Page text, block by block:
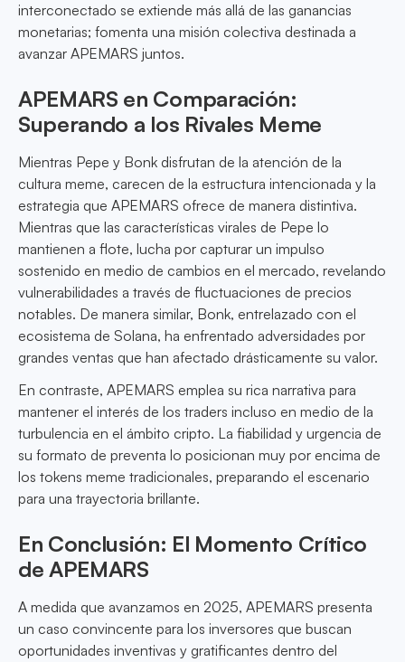
interconectado se extiende más allá de las ganancias
monetarias; fomenta una misión colectiva destinada a
avanzar APEMARS juntos.
APEMARS en Comparación:
Superando a los Rivales Meme
Mientras Pepe y Bonk disfrutan de la atención de la
cultura meme, carecen de la estructura intencionada y la
estrategia que APEMARS ofrece de manera distintiva.
Mientras que las características virales de Pepe lo
mantienen a flote, lucha por capturar un impulso
sostenido en medio de cambios en el mercado, revelando
vulnerabilidades a través de fluctuaciones de precios
notables. De manera similar, Bonk, entrelazado con el
ecosistema de Solana, ha enfrentado adversidades por
grandes ventas que han afectado drásticamente su valor.
En contraste, APEMARS emplea su rica narrativa para
mantener el interés de los traders incluso en medio de la
turbulencia en el ámbito cripto. La fiabilidad y urgencia de
su formato de preventa lo posicionan muy por encima de
los tokens meme tradicionales, preparando el escenario
para una trayectoria brillante.
En Conclusión: El Momento Crítico
de APEMARS
A medida que avanzamos en 2025, APEMARS presenta
un caso convincente para los inversores que buscan
oportunidades inventivas y gratificantes dentro del